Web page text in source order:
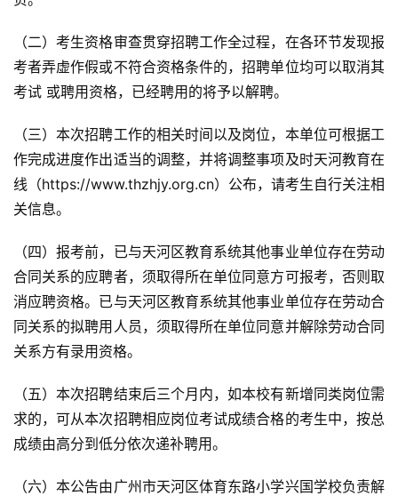
（二）考生资格审查贯穿招聘工作全过程，在各环节发现报
考者弄虚作假或不符合资格条件的，招聘单位均可以取消其
考试 或聘用资格，已经聘用的将予以解聘。
（三）本次招聘工作的相关时间以及岗位，本单位可根据工
作完成进度作出适当的调整，并将调整事项及时天河教育在
线（https://www.thzhjy.org.cn）公布，请考生自行关注相
关信息。
（四）报考前，已与天河区教育系统其他事业单位存在劳动
合同关系的应聘者，须取得所在单位同意方可报考，否则取
消应聘资格。已与天河区教育系统其他事业单位存在劳动合
同关系的拟聘用人员，须取得所在单位同意并解除劳动合同
关系方有录用资格。
（五）本次招聘结束后三个月内，如本校有新增同类岗位需
求的，可从本次招聘相应岗位考试成绩合格的考生中，按总
成绩由高分到低分依次递补聘用。
（六）本公告由广州市天河区体育东路小学兴国学校负责解